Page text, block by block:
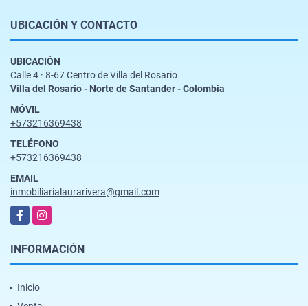
UBICACIÓN Y CONTACTO
UBICACIÓN
Calle 4 · 8-67 Centro de Villa del Rosario
Villa del Rosario - Norte de Santander - Colombia
MÓVIL
+573216369438
TELÉFONO
+573216369438
EMAIL
inmobiliarialaurarivera@gmail.com
FacebookInstagram
INFORMACIÓN
Inicio